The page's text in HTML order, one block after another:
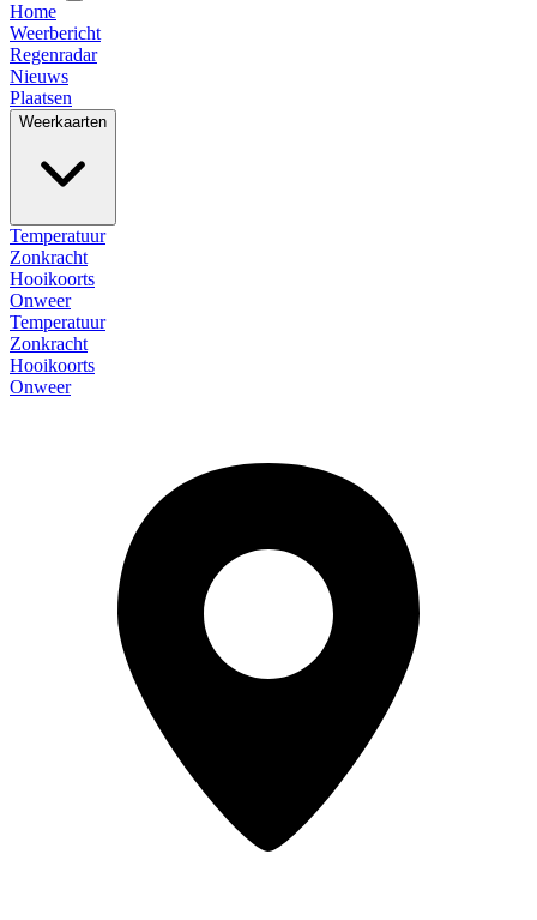
Home
Weerbericht
Regenradar
Nieuws
Plaatsen
Weerkaarten
Temperatuur
Zonkracht
Hooikoorts
Onweer
Temperatuur
Zonkracht
Hooikoorts
Onweer